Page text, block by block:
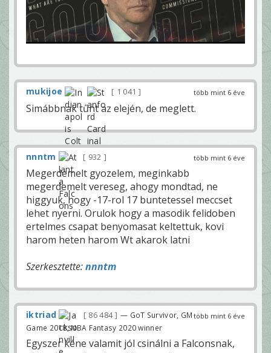
több mint 6 éve
mukijoe 1 041
Simábbnak tűnt az elején, de meglett.
több mint 6 éve
nnntm 932
Megerdemelt gyozelem, meginkabb
megerdemelt vereseg, ahogy mondtad, ne
higgyuk, hogy -17-rol 17 buntetessel meccset
lehet nyerni. Orulok hogy a masodik felidoben
ertelmes csapat benyomasat keltettuk, kovi
harom heten harom Wt akarok latni
Szerkesztette:nnntm
több mint 6 éve
iktriad 86 484
— GoT Survivor, GM
Game 2018, NBA Fantasy 2020 winner
Egyszer kéne valamit jól csinálni a Falconsnak,